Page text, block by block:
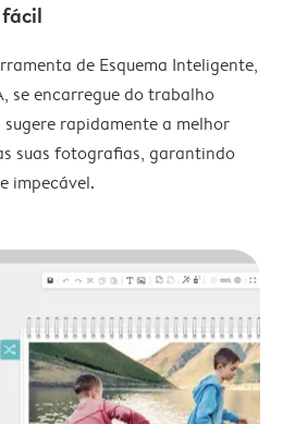
de Esquema Inteligente,
se encarregue do trabalho
rapidamente a melhor
suas fotografias, garantindo
impecável.